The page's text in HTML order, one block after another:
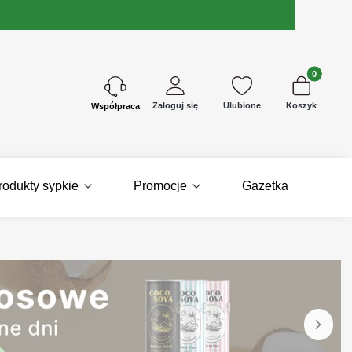
Kontakt Zaloguj się Ulubione
Produkty w
Koszyk
sypkie Promocje Gazetka